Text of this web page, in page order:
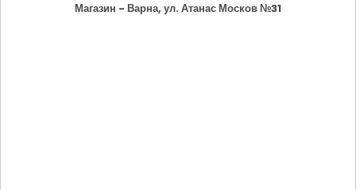
Магазин - Варна, ул. Атанас Москов №31